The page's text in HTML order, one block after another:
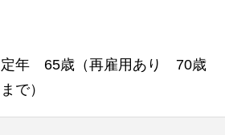
定年 65歳（再雇用あり 70歳
まで）